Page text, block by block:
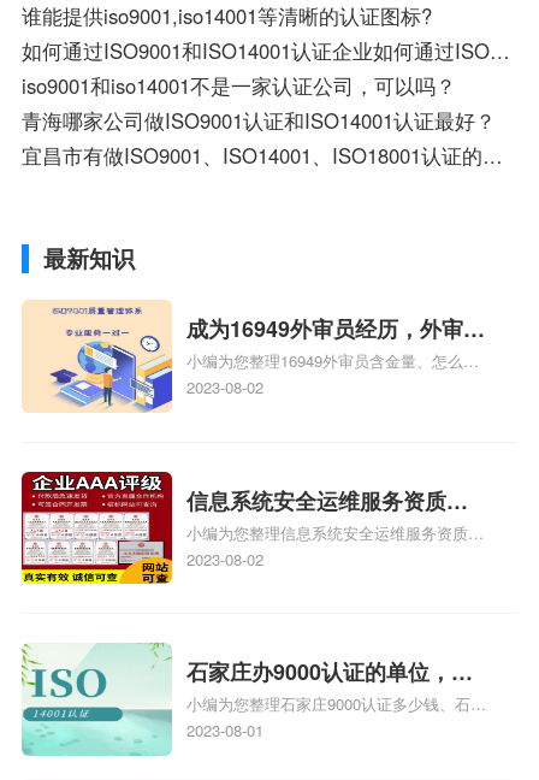
谁能提供iso9001,iso14001等清晰的认证图标?
如何通过ISO9001和ISO14001认证企业如何通过ISO9001和ISO14001认证
iso9001和iso14001不是一家认证公司，可以吗？
青海哪家公司做ISO9001认证和ISO14001认证最好？
宜昌市有做ISO9001、ISO14001、ISO18001认证的公司吗？
最新知识
成为16949外审员经历，外审员
16949
小编为您整理16949外审员含金量、怎么才
能成为注册的TS16949:2009的外审员、我
2023-08-02
信息系统安全运维服务资质二
级费用，信息系统安全运维服
务资质二级
小编为您整理信息系统安全运维服务资质认
证证书机构有哪些、安全运维服务资质的费
体系认证知识，详情可查看下方正文！
2023-08-02
石家庄办9000认证的单位，石
家庄9000认证的公司
小编为您整理石家庄9000认证多少钱、石家
庄9000认证价格多少钱、石家庄9000认证
2023-08-01